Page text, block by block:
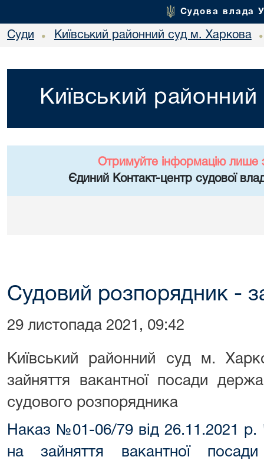
Судова влада
Суди • Київський районний суд м. Харкова •
Київський
Отримуйте інформацію лише
Єдиний Контакт-центр судової
Судовий розпорядник -
29 листопада 2021, 09:42
Київський районний суд м.
зайняття вакантної посади
судового розпорядника
Наказ №01-06/79 від 26.11.2021
на зайняття вакантної